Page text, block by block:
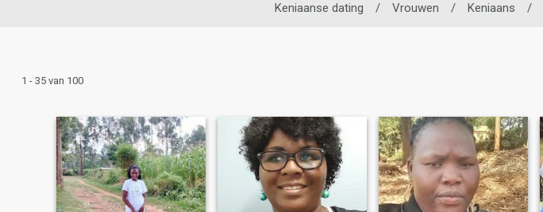
Keniaanse dating / Vrouwen / Keniaans /
1 - 35 van 100